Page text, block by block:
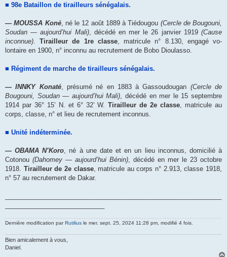
■ 98e Bataillon de tirailleurs sénégalais.
― MOUSSA Koné, né le 12 août 1889 à Tiédougou (Cercle de Bougouni,
Soudan ― aujourd’hui Mali), décédé en mer le 26 janvier 1919(Cause
inconnue) .Tirailleur de 1re classe, matricule n° 8.130, engagé vo-
lontaire en 1900, n° inconnu au recrutement de Bobo Dioulasso.
■ Régiment de marche de tirailleurs sénégalais.
― INNKY Konaté, présumé né en 1883 à Gassoudougan (Cercle de
Bougouni, Soudan ― aujourd’hui Mali) , décédé en mer le 15 septembre
1914 par 36° 15’ N. et 6° 32’ W.Tirailleur de 2e classe , matricule au
corps, classe, n° et lieu de recrutement inconnus.
■ Unité indéterminée.
― OBAMA N’Koro , né à une date et en un lieu inconnus, domicilié à
Cotonou (Dahomey ― aujourd’hui Bénin) , décédé en mer le 23 octobre
1918. Tirailleur de 2e classe, matricule au corps n° 2.913, classe 1918,
n° 57 au recrutement de Dakar.
Dernière modification parRutilius le mer. sept. 25, 2024 11:28 pm, modifié 4 fois.
Bien amicalement à vous,
Daniel.